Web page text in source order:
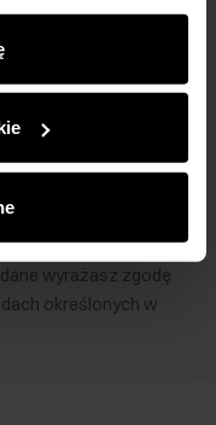
treści,
informujące o
Informacje o tym,
i
te informacje z
wyrażasz zgodę
określonych w